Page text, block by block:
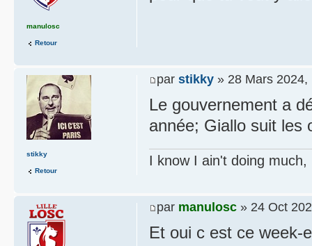
manulosc
Retour
par stikky » 28 Mars 2024,
Le gouvernement a
année; Giallo suit les
I know I ain't doing
stikky
Retour
par manulosc » 24 Oct
Et oui c est ce week-